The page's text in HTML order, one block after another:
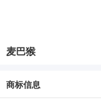
麦巴猴
商标信息